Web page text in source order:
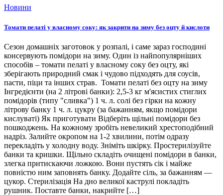
Новини
Томати пелаті у власному соку: як закрити на зиму без оцту й кислоти
Сезон домашніх заготовок у розпалі, і саме зараз господині
консервують помідори на зиму. Один із найпопулярніших
способів – томати пелаті у власному соку без оцту, які
зберігають природний смак і чудово підходять для соусів,
пасти, піци та інших страв. Томати пелаті без оцту на зиму
Інгредієнти (на 2 літрові банки): 2,5-3 кг м'ясистих стиглих
помідорів (типу "сливка") 1 ч. л. солі без гірки на кожну
літрову банку 1 ч. л. цукру (за бажанням, якщо помідори
кислуваті) Як приготувати Відберіть щільні помідори без
пошкоджень. На кожному зробіть невеликий хрестоподібний
надріз. Залийте окропом на 1-2 хвилини, потім одразу
перекладіть у холодну воду. Зніміть шкірку. Простерилізуйте
банки та кришки. Щільно складіть очищені помідори в банки,
злегка притискаючи ложкою. Вони пустять сік і майже
повністю ним заповнять банку. Додайте сіль, за бажанням —
цукор. Стерилізація На дно великої каструлі покладіть
рушник. Поставте банки, накрийте […]